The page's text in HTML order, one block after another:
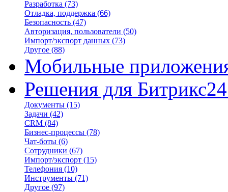
Разработка (73)
Отладка, поддержка (66)
Безопасность (47)
Авторизация, пользователи (50)
Импорт/экспорт данных (73)
Другое (88)
Мобильные
Решения для Битрикс24
Документы (15)
Задачи (42)
CRM (84)
Бизнес-процессы (78)
Чат-боты (6)
Сотрудники (67)
Импорт/экспорт (15)
Телефония (10)
Инструменты (71)
Другое (97)